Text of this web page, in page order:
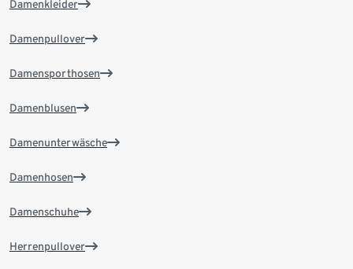
Damenkleider
Damenpullover
Damensporthosen
Damenblusen
Damenunterwäsche
Damenhosen
Damenschuhe
Herrenpullover